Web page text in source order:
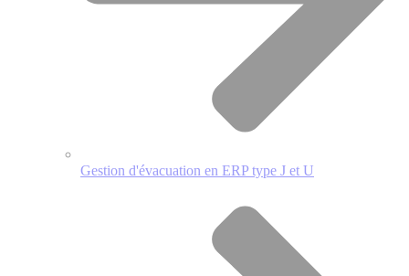
Gestion d'évacuation en ERP type J et U